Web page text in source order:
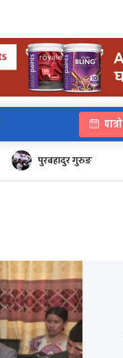
पात्रो
पुरबहादुर गुरुङ